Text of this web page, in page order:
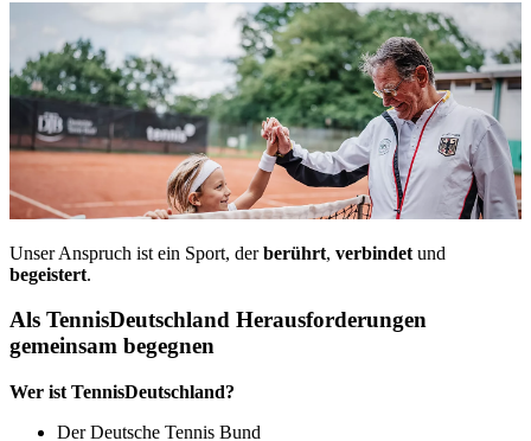
Unser Anspruch ist ein Sport, derberührt, verbindet und
begeistert.
Als TennisDeutschland Herausforderungen
gemeinsam begegnen
Wer ist TennisDeutschland?
Der Deutsche Tennis Bund